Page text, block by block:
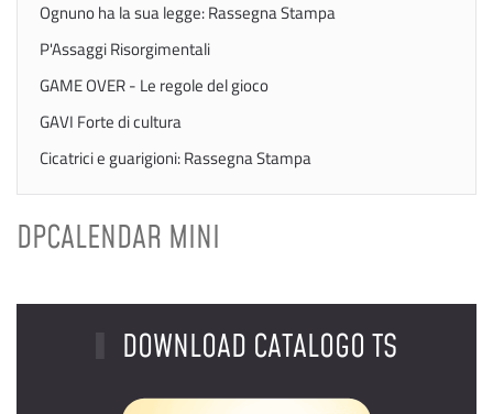
Ognuno ha la sua legge: Rassegna Stampa
P'Assaggi Risorgimentali
GAME OVER - Le regole del gioco
GAVI Forte di cultura
Cicatrici e guarigioni: Rassegna Stampa
DPCALENDAR MINI
DOWNLOAD CATALOGO TS